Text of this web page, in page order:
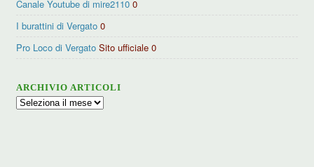
Canale Youtube di mire2110 0
I burattini di Vergato 0
Pro Loco di Vergato Sito ufficiale 0
ARCHIVIO ARTICOLI
Archivio